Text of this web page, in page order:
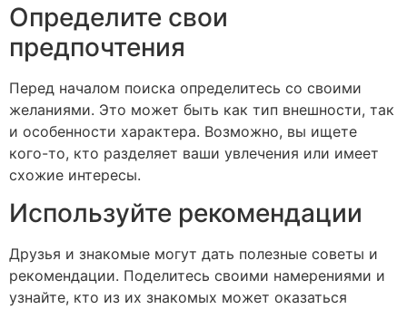
Определите свои
предпочтения
Перед началом поиска определитесь со своими
желаниями. Это может быть как тип внешности, так
и особенности характера. Возможно, вы ищете
кого-то, кто разделяет ваши увлечения или имеет
схожие интересы.
Используйте рекомендации
Друзья и знакомые могут дать полезные советы и
рекомендации. Поделитесь своими намерениями и
узнайте, кто из их знакомых может оказаться